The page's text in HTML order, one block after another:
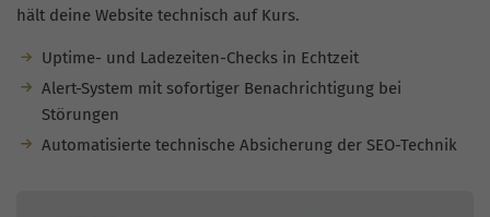
hält deine Website technisch auf Kurs.
Uptime- und Ladezeiten-Checks in Echtzeit
Alert-System mit sofortiger Benachrichtigung bei
Störungen
Automatisierte technische Absicherung der SEO-Technik